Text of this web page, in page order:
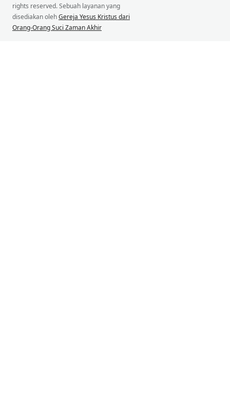
rights reserved. Sebuah layanan yang
disediakan olehGereja Yesus Kristus dari
Orang-Orang Suci Zaman Akhir